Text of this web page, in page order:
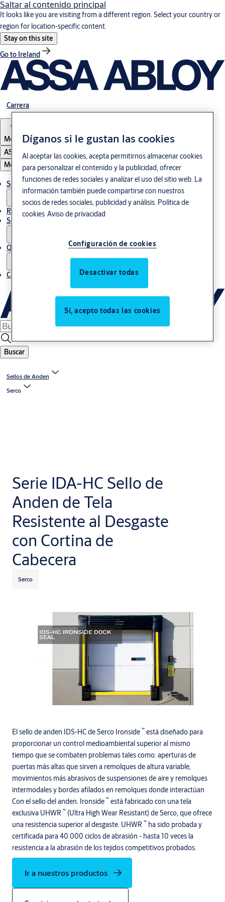
Saltar al contenido principal
It looks like you are visiting from a different region. Select your country or
region for location-specific content.
Stay on this site
Go to Ireland
Carrera
Mexico
ASSA ABLOY Group
Menú
Soluciones
Referencias
Servicio de mantenimiento
Quiénes somos
Contacto
Buscar
Sellos de Anden
Serco
Serie IDA-HC Sello de
Anden de Tela
Resistente al Desgaste
con Cortina de
Cabecera
Serco
El sello de anden IDS-HC de Serco Ironside ™ está diseñado para
proporcionar un control medioambiental superior al mismo
tiempo que se combaten problemas tales como: aperturas de
puertas más altas que sirven a remolques de altura variable,
movimientos más abrasivos de suspensiones de aire y remolques
intermodales y bordes afilados en remolques donde interactúan
Con el sello del anden. Ironside ™ está fabricado con una tela
exclusiva UHWR ™ (Ultra High Wear Resistant) de Serco, que ofrece
una resistencia superior al desgaste. UHWR ™ ha sido probada y
certificada para 40.000 ciclos de abrasión - hasta 10 veces la
resistencia a la abrasión de los tejidos competitivos probados.
Ir a nuestros productos
Díganos si le gustan las cookies
Al aceptar las cookies, acepta permitirnos almacenar cookies
para personalizar el contenido y la publicidad, ofrecer
funciones de redes sociales y analizar el uso del sitio web. La
información también puede compartirse con nuestros
socios de redes sociales, publicidad y análisis. Política de
cookies Aviso de privacidad
Configuración de cookies
Desactivar todas
Sí, acepto todas las cookies